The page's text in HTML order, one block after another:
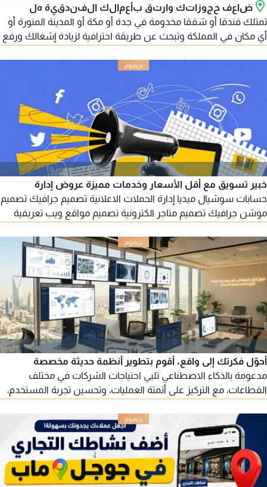
ضاعف حجوزاتك وارتق بأعمالك الفندقية هل
تمتلك فندقا أو شققا مخدومة في جدة أو مكة أو المدينة المنورة أو
أي مكان في المملكة وتبحث عن طريقة احترافية لزيادة إشغالك ورفع
العالمية مثل Booking. com - GAZER IN - Agoda - Expedia - C
اربيا بيدز من المطار - هوتلز فاي وغيرها)
خبير تسويق مع أقل الأسعار وخدمات مميزة عروض إدارة
حسابات سوشيال ميديا إدارة الحملات الاعلانية تصميم جرافيك تصميم
موشن جرافيك تصميم متاجر الكترونية تصميم مواقع ويب تعريفية
تقييمات جوجل ماب
أحوّل فكرتك إلى واقع. أقوم بتطوير أنظمة حديثة مخصصة
مدعومة بالذكاء الاصطناعي تلبي احتياجات الشركات في مختلف
القطاعات، مع التركيز على أتمتة العمليات، وتحسين تجربة المستخدم،
احترافية، وتطوير المنصة، وبناء لوحات التحكم، وربط الأنظمة مع
خدمات الطرف الثالث وتقنيات الذكاء الاصطناعي. سواء كنت ترغب
في بناء نظام تسويقي أو نظام محاسبي أو نظام أتمتة للبيانات.